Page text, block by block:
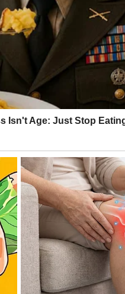
veoma važna vrata.
mnogo više nego što su
dio svega što ste
Ono što ste radili iz srca